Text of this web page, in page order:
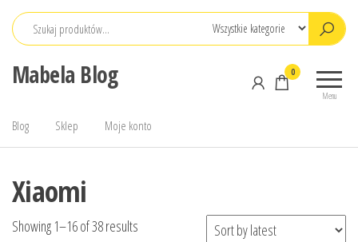
Przejdź
Mabela Blog
Menu
0
Blog Sklep Moje konto
Xiaomi
Showing 1–16 of 38 results